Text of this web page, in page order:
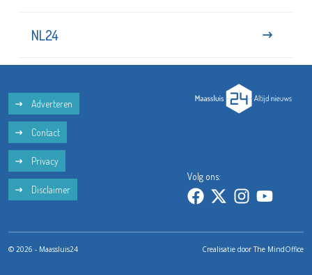
NL24
Adverteren
Contact
Privacy
Disclaimer
Volg ons:
© 2026 - Maassluis24 Crealisatie doorThe MindOffice